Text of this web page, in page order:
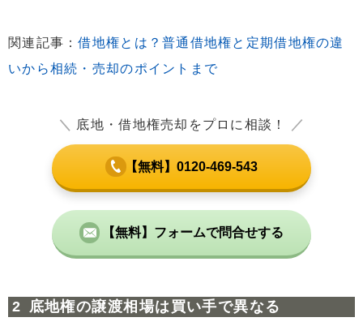
関連記事：借地権とは？普通借地権と定期借地権の違
いから相続・売却のポイントまで
＼ 底地・借地権売却をプロに相談！ ／
【無料】0120-469-543
【無料】フォームで問合せする
底地権の譲渡相場は買い手で異なる